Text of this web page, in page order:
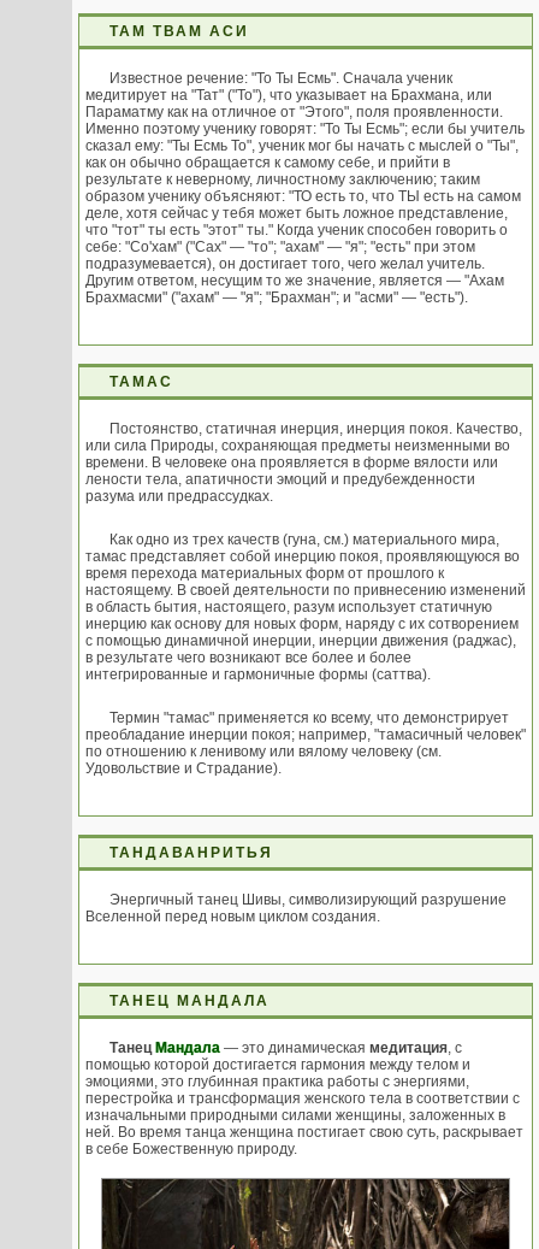
ТАМ ТВАМ АСИ
Известное речение: "То Ты Есмь". Сначала ученик
медитирует на "Тат" ("То"), что указывает на Брахмана, или
Параматму как на отличное от "Этого", поля проявленности.
Именно поэтому ученику говорят: "То Ты Есмь"; если бы учитель
сказал ему: "Ты Есмь То", ученик мог бы начать с мыслей о "Ты",
как он обычно обращается к самому себе, и прийти в
результате к неверному, личностному заключению; таким
образом ученику объясняют: "ТО есть то, что ТЫ есть на самом
деле, хотя сейчас у тебя может быть ложное представление,
что "тот" ты есть "этот" ты." Когда ученик способен говорить о
себе: "Со'хам" ("Сах" — "то"; "ахам" — "я"; "есть" при этом
подразумевается), он достигает того, чего желал учитель.
Другим ответом, несущим то же значение, является — "Ахам
Брахмасми" ("ахам" — "я"; "Брахман"; и "асми" — "есть").
ТАМАС
Постоянство, статичная инерция, инерция покоя. Качество,
или сила Природы, сохраняющая предметы неизменными во
времени. В человеке она проявляется в форме вялости или
лености тела, апатичности эмоций и предубежденности
разума или предрассудках.
Как одно из трех качеств (гуна, см.) материального мира,
тамас представляет собой инерцию покоя, проявляющуюся во
время перехода материальных форм от прошлого к
настоящему. В своей деятельности по привнесению изменений
в область бытия, настоящего, разум использует статичную
инерцию как основу для новых форм, наряду с их сотворением
с помощью динамичной инерции, инерции движения (раджас),
в результате чего возникают все более и более
интегрированные и гармоничные формы (саттва).
Термин "тамас" применяется ко всему, что демонстрирует
преобладание инерции покоя; например, "тамасичный человек"
по отношению к ленивому или вялому человеку (см.
Удовольствие и Страдание).
ТАНДАВАНРИТЬЯ
Энергичный танец Шивы, символизирующий разрушение
Вселенной перед новым циклом создания.
ТАНЕЦ МАНДАЛА
Танец Мандала — это динамическая медитация, с
помощью которой достигается гармония между телом и
эмоциями, это глубинная практика работы с энергиями,
перестройка и трансформация женского тела в соответствии с
изначальными природными силами женщины, заложенных в
ней. Во время танца женщина постигает свою суть, раскрывает
в себе Божественную природу.